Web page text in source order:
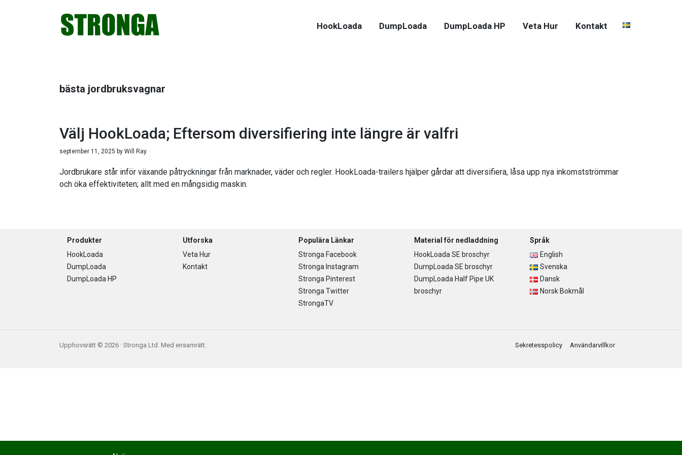
HookLoada DumpLoada DumpLoada HP Veta Hur Kontakt
bästa jordbruksvagnar
Välj HookLoada; Eftersom diversifiering inte längre är valfri
september 11, 2025 by Will Ray
Jordbrukare står inför växande påtryckningar från marknader, väder och regler. HookLoada-trailers hjälper gårdar att diversifiera, låsa upp nya inkomstströmmar
och öka effektiviteten; allt med en mångsidig maskin.
Footer
Produkter
HookLoada
DumpLoada
DumpLoada HP
Utforska
Veta Hur
Kontakt
Populära Länkar
Stronga Facebook
Stronga Instagram
Stronga Pinterest
Stronga Twitter
StrongaTV
Material för nedladdning
HookLoada SE broschyr
DumpLoada SE broschyr
DumpLoada Half Pipe UK
broschyr
Språk
English
Svenska
Dansk
Norsk Bokmål
Upphovsrätt © 2026 · Stronga Ltd. Med ensamrätt. Sekretesspolicy Användarvillkor